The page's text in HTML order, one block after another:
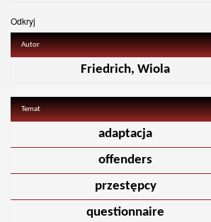
Odkryj
Autor
Friedrich, Wiola
Temat
adaptacja
offenders
przestępcy
questionnaire